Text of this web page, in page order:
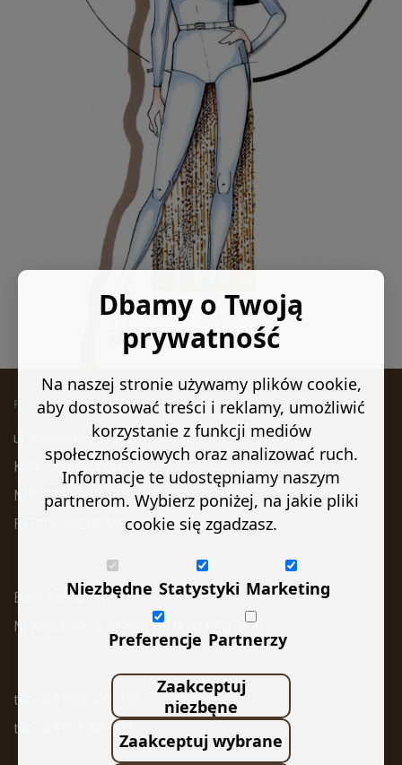
FUNDACJA KAN VISION
ul. Zdrojowa 51, 16-001 Kleosin
KRS: 0000761805
NIP: 9662126147
REGON: 382027394
Bank Pekao SA
Nr konta: 25 1240 5211 1111 0010 8719 3216
tel:+ 48 502 422 722
tel:+ 48 668 818 007
Dbamy o Twoją
prywatność
Na naszej stronie używamy plików cookie,
aby dostosować treści i reklamy, umożliwić
korzystanie z funkcji mediów
społecznościowych oraz analizować ruch.
Informacje te udostępniamy naszym
partnerom. Wybierz poniżej, na jakie pliki
cookie się zgadzasz.
Niezbędne Statystyki Marketing
Preferencje Partnerzy
Zaakceptuj
niezbęne
Zaakceptuj wybrane